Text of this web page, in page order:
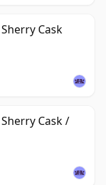
Cask
Cask /